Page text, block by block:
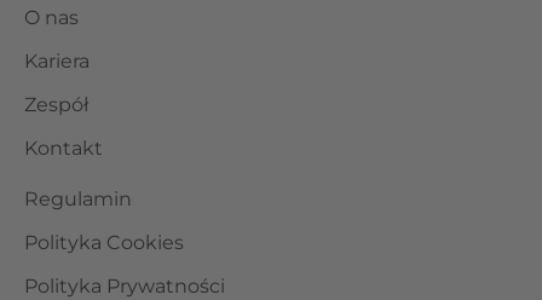
O nas
Kariera
Zespół
Kontakt
Regulamin
Polityka Cookies
Polityka Prywatności